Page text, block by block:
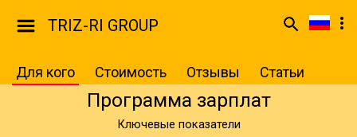
TRIZ-RI GROUP
Для кого Стоимость Отзывы Статьи
Программа зарплат
Ключевые показатели